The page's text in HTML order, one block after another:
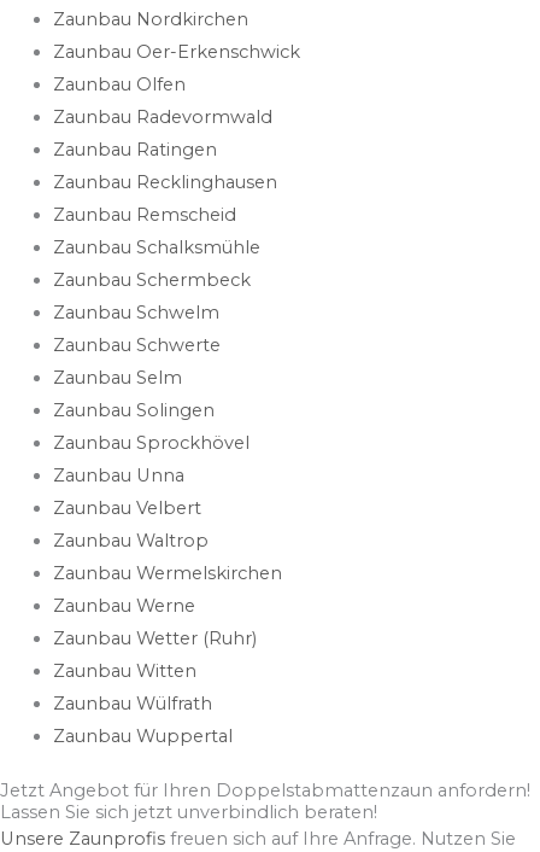
Zaunbau Nordkirchen
Zaunbau Oer-Erkenschwick
Zaunbau Olfen
Zaunbau Radevormwald
Zaunbau Ratingen
Zaunbau Recklinghausen
Zaunbau Remscheid
Zaunbau Schalksmühle
Zaunbau Schermbeck
Zaunbau Schwelm
Zaunbau Schwerte
Zaunbau Selm
Zaunbau Solingen
Zaunbau Sprockhövel
Zaunbau Unna
Zaunbau Velbert
Zaunbau Waltrop
Zaunbau Wermelskirchen
Zaunbau Werne
Zaunbau Wetter (Ruhr)
Zaunbau Witten
Zaunbau Wülfrath
Zaunbau Wuppertal
Jetzt Angebot für Ihren Doppelstabmattenzaun anfordern!
Lassen Sie sich jetzt unverbindlich beraten!
Unsere Zaunprofis freuen sich auf Ihre Anfrage. Nutzen Sie